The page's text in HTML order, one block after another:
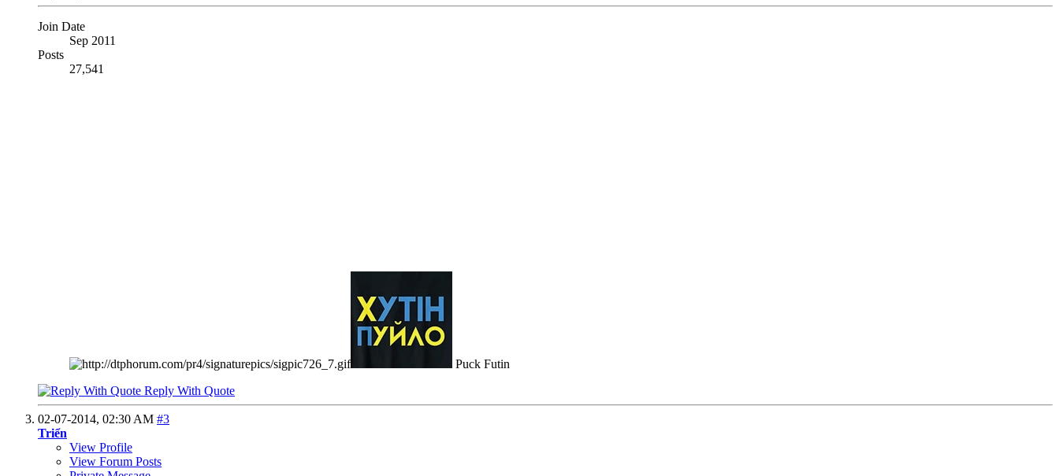
Join Date
Sep 2011
Posts
27,541
Puck Futin
Reply With Quote
02-07-2014, 02:30 AM #3
Triển
View Profile
View Forum Posts